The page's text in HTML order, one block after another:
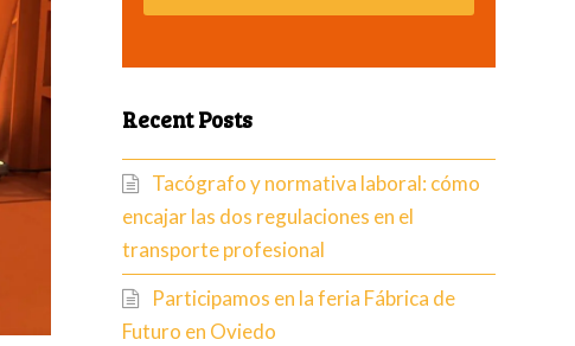
Recent Posts
Tacógrafo y normativa laboral: cómo
encajar las dos regulaciones en el
transporte profesional
Participamos en la feria Fábrica de
Futuro en Oviedo